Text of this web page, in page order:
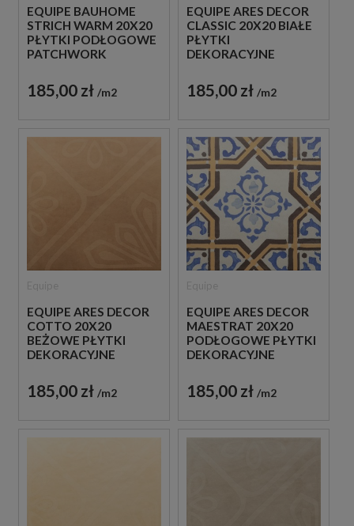
EQUIPE BAUHOME
STRICH WARM 20X20
PŁYTKI PODŁOGOWE
PATCHWORK
185,00 zł m2
EQUIPE ARES DECOR
CLASSIC 20X20 BIAŁE
PŁYTKI
DEKORACYJNE
185,00 zł m2
EQUIPE ARES DECOR
COTTO 20X20
BEŻOWE PŁYTKI
DEKORACYJNE
185,00 zł m2
EQUIPE ARES DECOR
MAESTRAT 20X20
PODŁOGOWE PŁYTKI
DEKORACYJNE
185,00 zł m2